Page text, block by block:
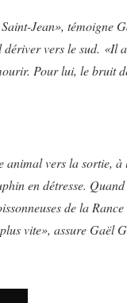
Jean», témoigne
vers le sud. «Il
Pour lui, le bruit
vers la sortie, à
en détresse.
de la
vite», assure Gaël